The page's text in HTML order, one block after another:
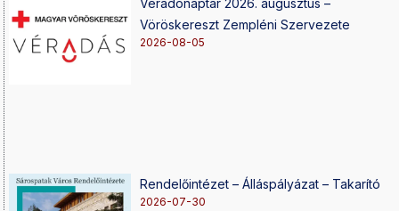
Vöröskereszt Zempléni Szervezete
2026-08-05
Rendelőintézet – Álláspályázat – Takarító
2026-07-30